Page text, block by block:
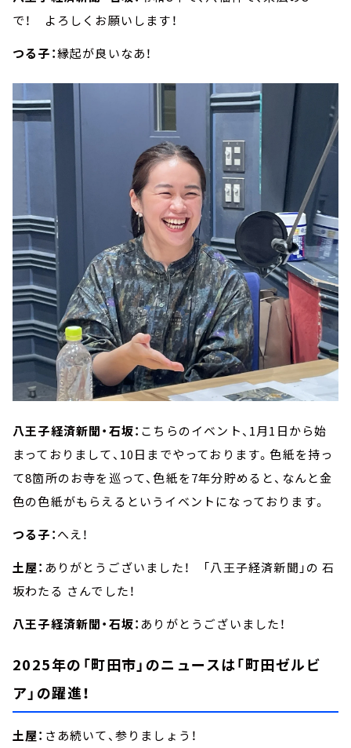
で！ よろしくお願いします！
つる子：縁起が良いなあ！
八王子経済新聞・石坂： こちらのイベント、1月1日から始
まっておりまして、10日までやっております。色紙を持っ
て8箇所のお寺を巡って、色紙を7年分貯めると、なんと金
色の色紙がもらえるというイベントになっております。
つる子：へえ！
土屋： ありがとうございました！ 「八王子経済新聞」の 石
坂わたる さんでした！
八王子経済新聞・石坂： ありがとうございました！
2025年の「町田市」のニュースは「町田ゼルビ
ア」の躍進！
土屋： さあ続いて、参りましょう！